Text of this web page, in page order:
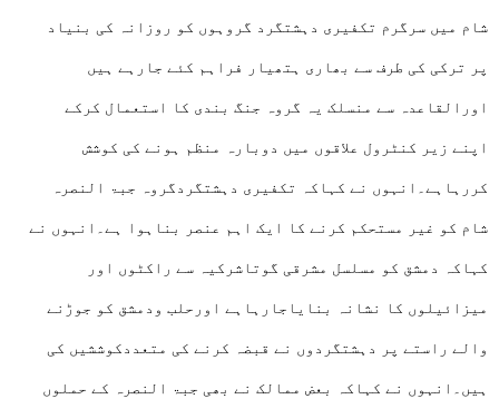
شام میں سرگرم تکفیری دہشتگرد گروہوں کو روزانہ کی بنیاد
پر ترکی کی طرف سے بھاری ہتھیار فراہم کئے جارہے ہیں
اورالقاعدہ سے منسلک یہ گروہ جنگ بندی کا استعمال کرکے
اپنے زیر کنٹرول علاقوں میں دوبارہ منظم ہونے کی کوشش
کررہاہے۔انہوں نے کہاکہ تکفیری دہشتگردگروہ جبۃ النصرہ
شام کو غیر مستحکم کرنے کا ایک اہم عنصر بناہوا ہے۔انہوں نے
کہاکہ دمشق کو مسلسل مشرقی گوتاشرکیہ سے راکٹوں اور
میزائیلوں کا نشانہ بنایاجارہاہے اورحلب ودمشق کو جوڑنے
والے راستے پر دہشتگردوں نے قبضہ کرنے کی متعددکوششیں کی
ہیں۔انہوں نے کہاکہ بعض ممالک نے بھی جبۃ النصرہ کے حملوں